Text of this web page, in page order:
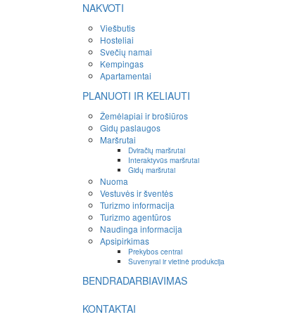
NAKVOTI
Viešbutis
Hosteliai
Svečių namai
Kempingas
Apartamentai
PLANUOTI IR KELIAUTI
Žemėlapiai ir brošiūros
Gidų paslaugos
Maršrutai
Dviračių maršrutai
Interaktyvūs maršrutai
Gidų maršrutai
Nuoma
Vestuvės ir šventės
Turizmo informacija
Turizmo agentūros
Naudinga informacija
Apsipirkimas
Prekybos centrai
Suvenyrai ir vietinė produkcija
BENDRADARBIAVIMAS
KONTAKTAI